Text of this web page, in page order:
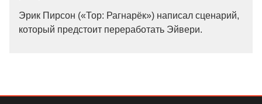
Эрик Пирсон («Тор: Рагнарёк») написал сценарий,
который предстоит переработать Эйвери.